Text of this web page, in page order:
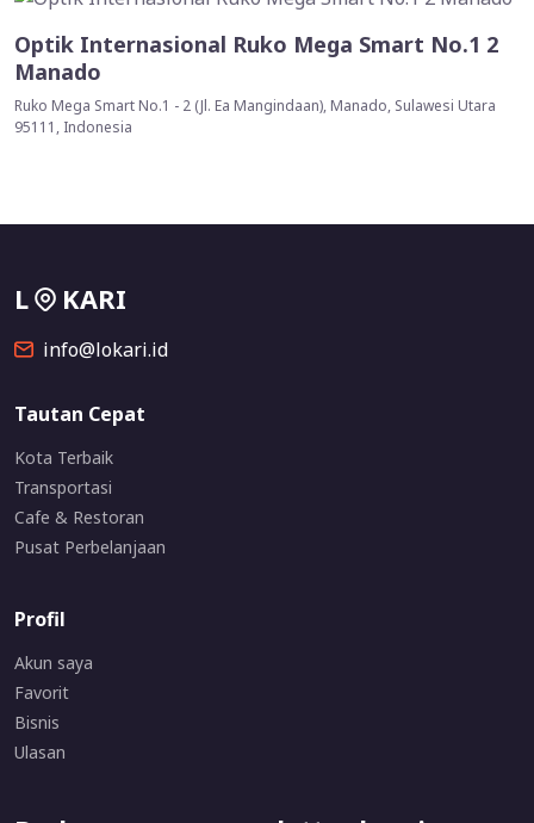
Optik Internasional Ruko Mega Smart No.1 2
Manado
Ruko Mega Smart No.1 - 2 (Jl. Ea Mangindaan), Manado, Sulawesi Utara
95111, Indonesia
L KARI
info@lokari.id
Tautan Cepat
Kota Terbaik
Transportasi
Cafe & Restoran
Pusat Perbelanjaan
Profil
Akun saya
Favorit
Bisnis
Ulasan